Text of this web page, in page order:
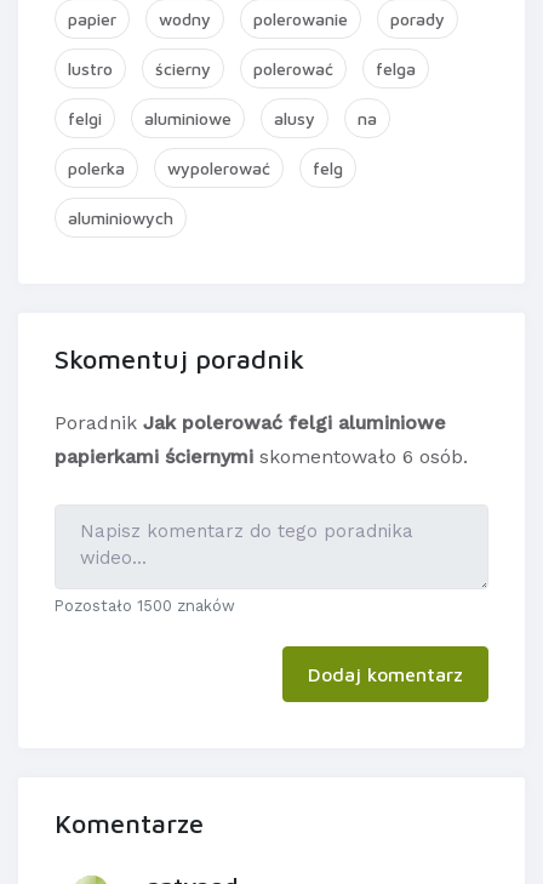
papier wodny polerowanie porady
lustro ścierny polerować felga
felgi aluminiowe alusy na
polerka wypolerować felg
aluminiowych
Skomentuj poradnik
Poradnik Jak polerować felgi aluminiowe
papierkami ściernymi skomentowało 6 osób.
Pozostało 1500 znaków
Dodaj komentarz
Komentarze